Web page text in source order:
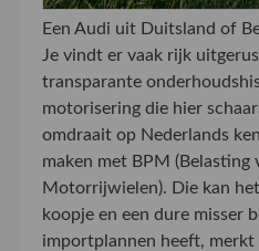
Een Audi uit Duitsland of
Je vindt er vaak rijk
transparante
motorisering die hier
omdraait op Nederlands
maken met BPM (Belasting
Motorrijwielen). Die kan
koopje en een dure misser
importplannen heeft,